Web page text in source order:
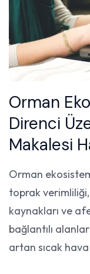
Orman
Direnci
Makalesi
Orman
toprak
kaynakları ve
bağlantılı
artan sıcak